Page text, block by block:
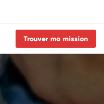
Trouver ma mission